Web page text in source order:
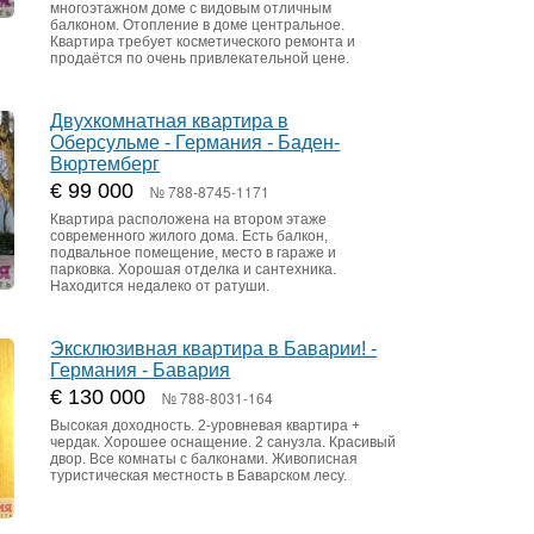
многоэтажном доме с видовым отличным
балконом. Отопление в доме центральное.
Квартира требует косметического ремонта и
продаётся по очень привлекательной цене.
Двухкомнатная квартира в
Оберсульме - Германия - Баден-
Вюртемберг
€ 99 000 № 788-8745-1171
Квартира расположена на втором этаже
современного жилого дома. Есть балкон,
подвальное помещение, место в гараже и
парковка. Хорошая отделка и сантехника.
Находится недалеко от ратуши.
Эксклюзивная квартира в Баварии! -
Германия - Бавария
€ 130 000 № 788-8031-164
Высокая доходность. 2-уровневая квартира +
чердак. Хорошее оснащение. 2 санузла. Красивый
двор. Все комнаты с балконами. Живописная
туристическая местность в Баварском лесу.